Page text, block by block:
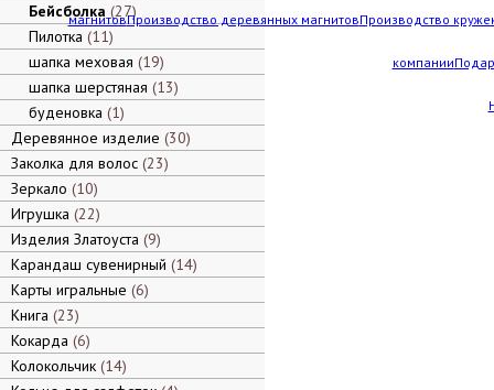
магнитовПроизводство деревянных магнитовПроизводство
компании
Бейсболка 27
Пилотка 11
шапка меховая 19
шапка шерстяная 13
буденовка 1
Деревянное изделие 30
Заколка для волос 23
Зеркало 10
Игрушка 22
Изделия Златоуста 9
Карандаш сувенирный 14
Карты игральные 6
Книга 23
Кокарда 6
Колокольчик 14